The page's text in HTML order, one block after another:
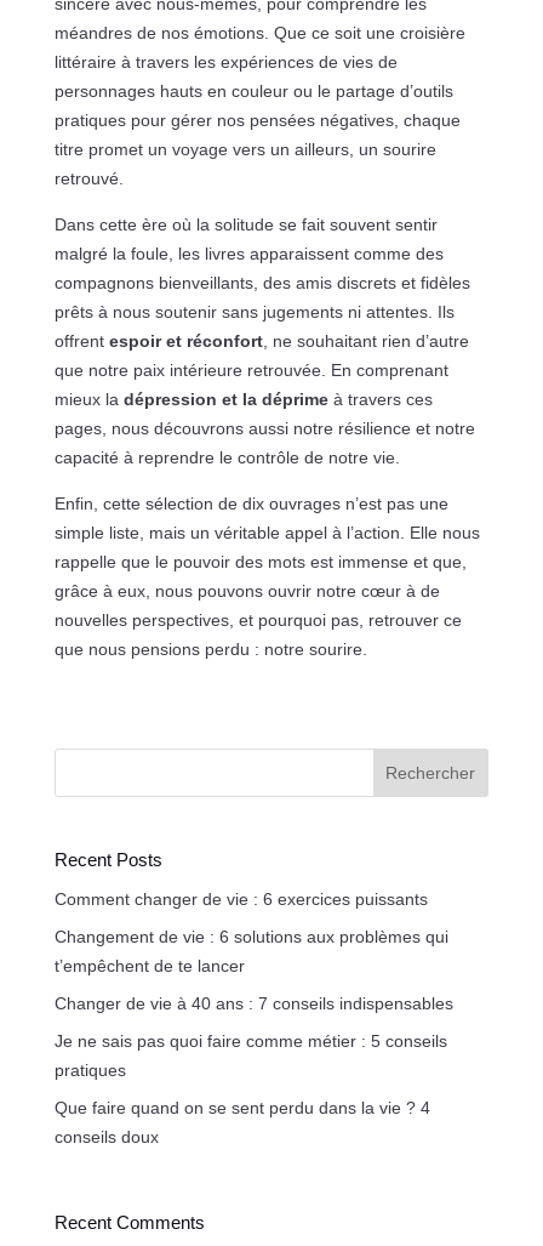
méandres de nos émotions. Que ce soit une croisière
littéraire à travers les expériences de vies de
personnages hauts en couleur ou le partage d’outils
pratiques pour gérer nos pensées négatives, chaque
titre promet un voyage vers un ailleurs, un sourire
retrouvé.
Dans cette ère où la solitude se fait souvent sentir
malgré la foule, les livres apparaissent comme des
compagnons bienveillants, des amis discrets et fidèles
prêts à nous soutenir sans jugements ni attentes. Ils
offrent espoir et réconfort, ne souhaitant rien d’autre
que notre paix intérieure retrouvée. En comprenant
mieux la dépression et la déprimeà travers ces
pages, nous découvrons aussi notre résilience et notre
capacité à reprendre le contrôle de notre vie.
Enfin, cette sélection de dix ouvrages n’est pas une
simple liste, mais un véritable appel à l’action. Elle nous
rappelle que le pouvoir des mots est immense et que,
grâce à eux, nous pouvons ouvrir notre cœur à de
nouvelles perspectives, et pourquoi pas, retrouver ce
que nous pensions perdu : notre sourire.
Rechercher
Recent Posts
Comment changer de vie : 6 exercices puissants
Changement de vie : 6 solutions aux problèmes qui
t’empêchent de te lancer
Changer de vie à 40 ans : 7 conseils indispensables
Je ne sais pas quoi faire comme métier : 5 conseils
pratiques
Que faire quand on se sent perdu dans la vie ? 4
conseils doux
Recent Comments